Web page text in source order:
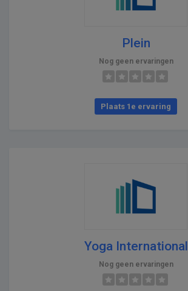
Plein
Nog geen ervaringen
Plaats 1e ervaring
Yoga International
Nog geen ervaringen